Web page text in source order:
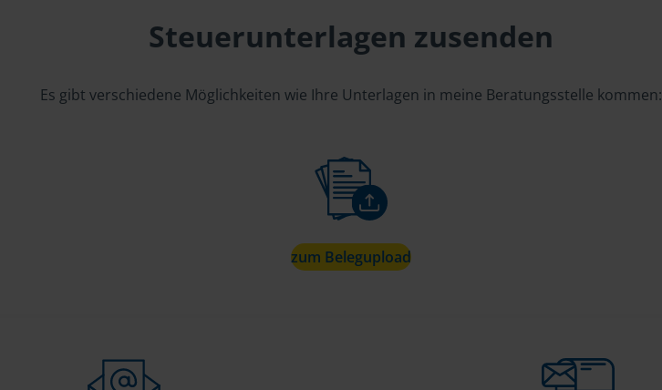
Steuerunterlagen zusenden
Es gibt verschiedene Möglichkeiten wie Ihre Unterlagen in meine Beratungsstelle kommen:
zum Belegupload